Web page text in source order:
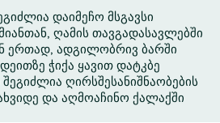
დაიმეჩო მსგავსი
ღამის თავგადასავლებში
ერთად, ადგილობრივ ბარში
ჭიქა ყავით დატკბე
ღირსშესანიშნაობების
და აღმოაჩინო ქალაქში